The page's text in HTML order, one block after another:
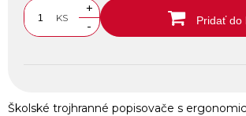
KS
+
-
Pridať do
Školské trojhranné popisovače s